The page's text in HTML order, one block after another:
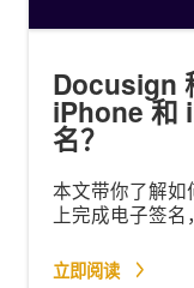
Docusign
iPhone 和
名？
本文带你了解如
上完成电子签
立即阅读